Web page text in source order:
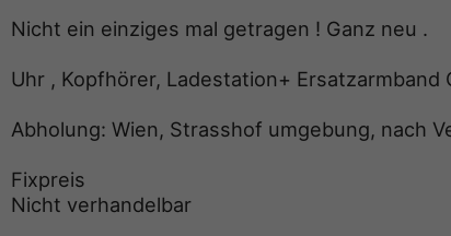
Nicht ein einziges mal getragen ! Ganz neu .
Uhr , Kopfhörer, Ladestation+ Ersatzarmband
Abholung: Wien, Strasshof umgebung, nach
Fixpreis
Nicht verhandelbar